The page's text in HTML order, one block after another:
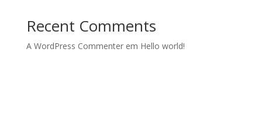
Recent Comments
A WordPress Commenterem Hello world!